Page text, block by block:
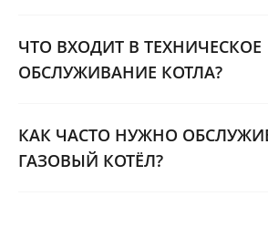
ЧТО ВХОДИТ В ТЕХНИЧЕСКОЕ
ОБСЛУЖИВАНИЕ КОТЛА?
КАК ЧАСТО НУЖНО
ГАЗОВЫЙ КОТЁЛ?